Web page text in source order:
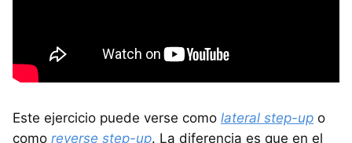
Este ejercicio puede verse como lateral step-up o
como reverse step-up. La diferencia es que en el